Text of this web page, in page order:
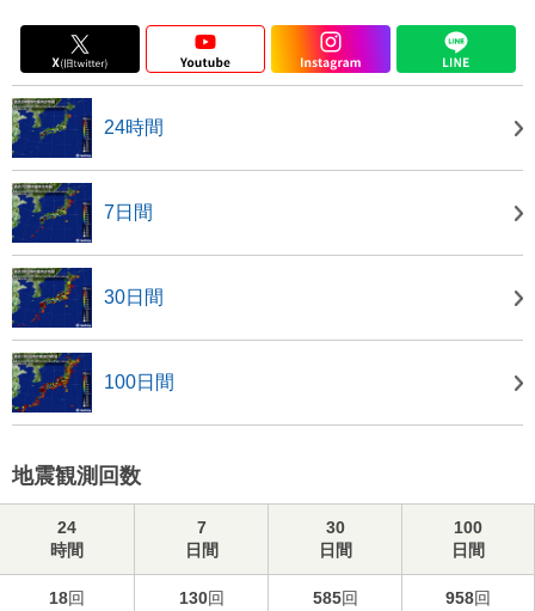
24時間
7日間
30日間
100日間
地震観測回数
24
時間
7
日間
30
日間
100
日間
18回 130回 585回 958回